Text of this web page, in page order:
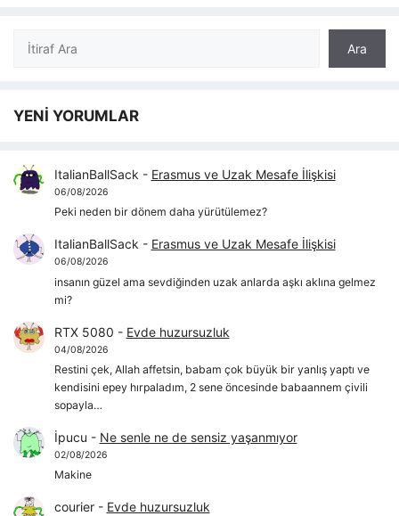
Ara
Ara
YENİ YORUMLAR
ItalianBallSack - Erasmus ve Uzak Mesafe İlişkisi
06/08/2026
Peki neden bir dönem daha yürütülemez?
ItalianBallSack - Erasmus ve Uzak Mesafe İlişkisi
06/08/2026
insanın güzel ama sevdiğinden uzak anlarda aşkı aklına gelmez
mi?
RTX 5080 - Evde huzursuzluk
04/08/2026
Restini çek, Allah affetsin, babam çok büyük bir yanlış yaptı ve
kendisini epey hırpaladım, 2 sene öncesinde babaannem çivili
sopayla…
İpucu - Ne senle ne de sensiz yaşanmıyor
02/08/2026
Makine
courier- Evde huzursuzluk